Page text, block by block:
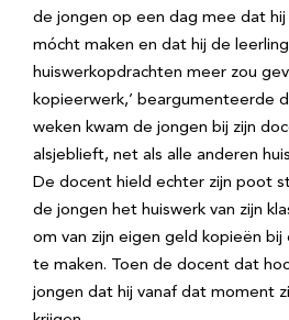
de jongen op een dag mee dat
mócht maken en dat hij de
huiswerkopdrachten meer zou
kopieerwerk,’ beargumenteerde
weken kwam de jongen bij zijn
alsjeblieft, net als alle anderen
De docent hield echter zijn poot
de jongen het huiswerk van zijn
om van zijn eigen geld kopieën bij
te maken. Toen de docent dat
jongen dat hij vanaf dat moment